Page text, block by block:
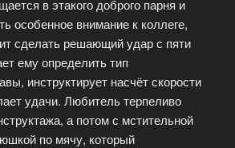
в этакого доброго парня и
особенное внимание к коллеге,
сделать решающий удар с пяти
ему определить тип
инструктирует насчёт скорости
удачи. Любитель терпеливо
а потом с мстительной
по мячу, который